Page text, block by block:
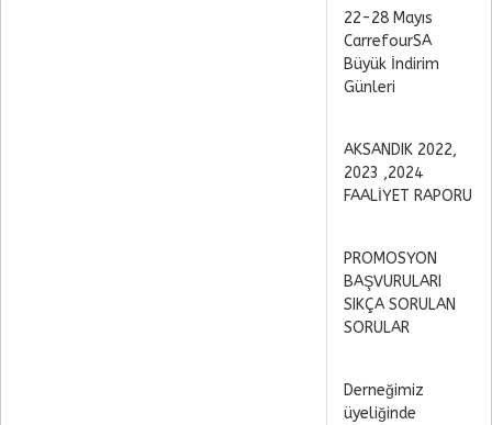
22-28 Mayıs
CarrefourSA
Büyük İndirim
Günleri
AKSANDIK 2022,
2023 ,2024
FAALİYET RAPORU
PROMOSYON
BAŞVURULARI
SIKÇA SORULAN
SORULAR
Derneğimiz
üyeliğinde